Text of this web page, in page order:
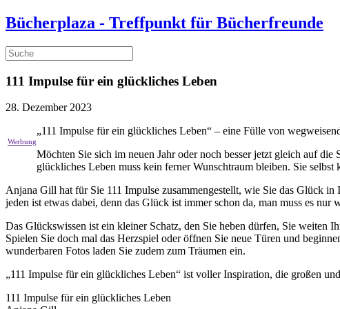
Bücherplaza - Treffpunkt für Bücherfreunde
111 Impulse für ein glückliches Leben
28. Dezember 2023
„111 Impulse für ein glückliches Leben“ – eine Fülle von
Möchten Sie sich im neuen Jahr oder noch besser jetzt gleich auf
glückliches Leben muss kein ferner Wunschtraum bleiben. Sie
Anjana Gill hat für Sie 111 Impulse zusammengestellt, wie Sie das Glück
jeden ist etwas dabei, denn das Glück ist immer schon da, man muss es nur
Das Glückswissen ist ein kleiner Schatz, den Sie heben dürfen, Sie weiten
Spielen Sie doch mal das Herzspiel oder öffnen Sie neue Türen und
wunderbaren Fotos laden Sie zudem zum Träumen ein.
„111 Impulse für ein glückliches Leben“ ist voller Inspiration, die großen
111 Impulse für ein glückliches Leben